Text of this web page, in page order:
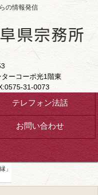
の情報発信
ーコーポ光1階東
31-0073
テレフォン法話
お問い合わせ
」